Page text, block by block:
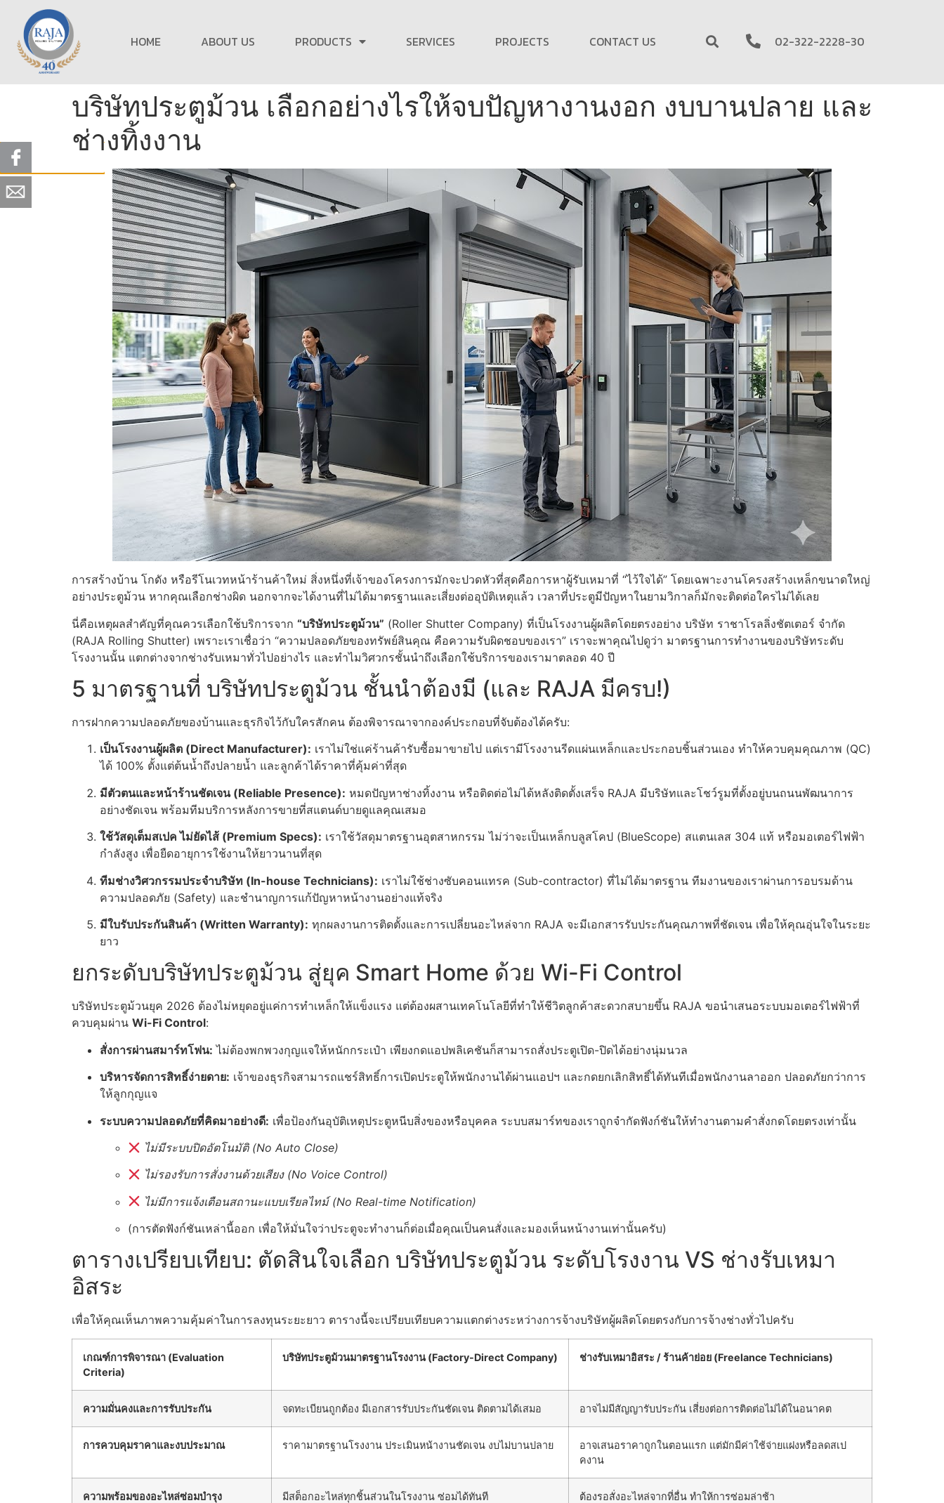
HOME ABOUT US PRODUCTS SERVICES PROJECTS CONTACT US 02-322-2228-30
บริษัทประตูม้วน เลือกอย่างไรให้จบปัญหางานงอก งบบานปลาย และ
ช่างทิ้งงาน
การสร้างบ้าน โกดัง หรือรีโนเวทหน้าร้านค้าใหม่ สิ่งหนึ่งที่เจ้าของโครงการมักจะปวดหัวที่สุดคือการหาผู้รับเหมาที่ “ไว้ใจได้” โดยเฉพาะงานโครงสร้างเหล็กขนาดใหญ่
อย่างประตูม้วน หากคุณเลือกช่างผิด นอกจากจะได้งานที่ไม่ได้มาตรฐานและเสี่ยงต่ออุบัติเหตุแล้ว เวลาที่ประตูมีปัญหาในยามวิกาลก็มักจะติดต่อใครไม่ได้เลย
นี่คือเหตุผลสำคัญที่คุณควรเลือกใช้บริการจาก “บริษัทประตูม้วน” (Roller Shutter Company) ที่เป็นโรงงานผู้ผลิตโดยตรงอย่าง บริษัท ราชาโรลลิ่งชัตเตอร์ จำกัด
(RAJA Rolling Shutter) เพราะเราเชื่อว่า “ความปลอดภัยของทรัพย์สินคุณ คือความรับผิดชอบของเรา” เราจะพาคุณไปดูว่า มาตรฐานการทำงานของบริษัทระดับ
โรงงานนั้น แตกต่างจากช่างรับเหมาทั่วไปอย่างไร และทำไมวิศวกรชั้นนำถึงเลือกใช้บริการของเรามาตลอด 40 ปี
5 มาตรฐานที่ บริษัทประตูม้วน ชั้นนำต้องมี (และ RAJA มีครบ!)
การฝากความปลอดภัยของบ้านและธุรกิจไว้กับใครสักคน ต้องพิจารณาจากองค์ประกอบที่จับต้องได้ครับ:
เป็นโรงงานผู้ผลิต (Direct Manufacturer): เราไม่ใช่แค่ร้านค้ารับซื้อมาขายไป แต่เรามีโรงงานรีดแผ่นเหล็กและประกอบชิ้นส่วนเอง ทำให้ควบคุมคุณภาพ (QC)
ได้ 100% ตั้งแต่ต้นน้ำถึงปลายน้ำ และลูกค้าได้ราคาที่คุ้มค่าที่สุด
มีตัวตนและหน้าร้านชัดเจน (Reliable Presence): หมดปัญหาช่างทิ้งงาน หรือติดต่อไม่ได้หลังติดตั้งเสร็จ RAJA มีบริษัทและโชว์รูมที่ตั้งอยู่บนถนนพัฒนาการ
อย่างชัดเจน พร้อมทีมบริการหลังการขายที่สแตนด์บายดูแลคุณเสมอ
ใช้วัสดุเต็มสเปค ไม่ยัดไส้ (Premium Specs): เราใช้วัสดุมาตรฐานอุตสาหกรรม ไม่ว่าจะเป็นเหล็กบลูสโคป (BlueScope) สแตนเลส 304 แท้ หรือมอเตอร์ไฟฟ้า
กำลังสูง เพื่อยืดอายุการใช้งานให้ยาวนานที่สุด
ทีมช่างวิศวกรรมประจำบริษัท (In-house Technicians): เราไม่ใช้ช่างซับคอนแทรค (Sub-contractor) ที่ไม่ได้มาตรฐาน ทีมงานของเราผ่านการอบรมด้าน
ความปลอดภัย (Safety) และชำนาญการแก้ปัญหาหน้างานอย่างแท้จริง
มีใบรับประกันสินค้า (Written Warranty): ทุกผลงานการติดตั้งและการเปลี่ยนอะไหล่จาก RAJA จะมีเอกสารรับประกันคุณภาพที่ชัดเจน เพื่อให้คุณอุ่นใจในระยะ
ยาว
ยกระดับบริษัทประตูม้วน สู่ยุค Smart Home ด้วย Wi-Fi Control
บริษัทประตูม้วนยุค 2026 ต้องไม่หยุดอยู่แค่การทำเหล็กให้แข็งแรง แต่ต้องผสานเทคโนโลยีที่ทำให้ชีวิตลูกค้าสะดวกสบายขึ้น RAJA ขอนำเสนอระบบมอเตอร์ไฟฟ้าที่
ควบคุมผ่าน Wi-Fi Control:
สั่งการผ่านสมาร์ทโฟน: ไม่ต้องพกพวงกุญแจให้หนักกระเป๋า เพียงกดแอปพลิเคชันก็สามารถสั่งประตูเปิด-ปิดได้อย่างนุ่มนวล
บริหารจัดการสิทธิ์ง่ายดาย: เจ้าของธุรกิจสามารถแชร์สิทธิ์การเปิดประตูให้พนักงานได้ผ่านแอปฯ และกดยกเลิกสิทธิ์ได้ทันทีเมื่อพนักงานลาออก ปลอดภัยกว่าการ
ให้ลูกกุญแจ
ระบบความปลอดภัยที่คิดมาอย่างดี: เพื่อป้องกันอุบัติเหตุประตูหนีบสิ่งของหรือบุคคล ระบบสมาร์ทของเราถูกจำกัดฟังก์ชันให้ทำงานตามคำสั่งกดโดยตรงเท่านั้น
ไม่มีระบบปิดอัตโนมัติ (No Auto Close)
ไม่รองรับการสั่งงานด้วยเสียง (No Voice Control)
ไม่มีการแจ้งเตือนสถานะแบบเรียลไทม์ (No Real-time Notification)
(การตัดฟังก์ชันเหล่านี้ออก เพื่อให้มั่นใจว่าประตูจะทำงานก็ต่อเมื่อคุณเป็นคนสั่งและมองเห็นหน้างานเท่านั้นครับ)
ตารางเปรียบเทียบ: ตัดสินใจเลือก บริษัทประตูม้วน ระดับโรงงาน VS ช่างรับเหมา
อิสระ
เพื่อให้คุณเห็นภาพความคุ้มค่าในการลงทุนระยะยาว ตารางนี้จะเปรียบเทียบความแตกต่างระหว่างการจ้างบริษัทผู้ผลิตโดยตรงกับการจ้างช่างทั่วไปครับ
เกณฑ์การพิจารณา (Evaluation
Criteria)
บริษัทประตูม้วนมาตรฐานโรงงาน (Factory-Direct Company) ช่างรับเหมาอิสระ / ร้านค้าย่อย (Freelance Technicians)
ความมั่นคงและการรับประกัน จดทะเบียนถูกต้อง มีเอกสารรับประกันชัดเจน ติดตามได้เสมอ อาจไม่มีสัญญารับประกัน เสี่ยงต่อการติดต่อไม่ได้ในอนาคต
การควบคุมราคาและงบประมาณ ราคามาตรฐานโรงงาน ประเมินหน้างานชัดเจน งบไม่บานปลาย
อาจเสนอราคาถูกในตอนแรก แต่มักมีค่าใช้จ่ายแฝงหรือลดสเป
คงาน
ความพร้อมของอะไหล่ซ่อมบำรุง มีสต็อกอะไหล่ทุกชิ้นส่วนในโรงงาน ซ่อมได้ทันที ต้องรอสั่งอะไหล่จากที่อื่น ทำให้การซ่อมล่าช้า